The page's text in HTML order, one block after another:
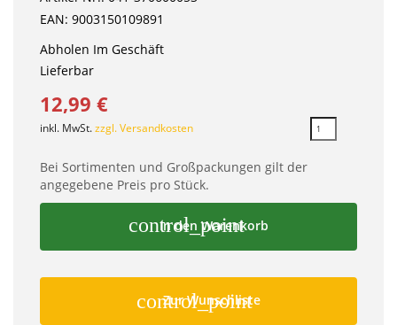
EAN: 9003150109891
Abholen Im Geschäft
Lieferbar
12,99 €
inkl. MwSt.zzgl. Versandkosten
Bei Sortimenten und Großpackungen gilt der
angegebene Preis pro Stück.
control_point
In den Warenkorb
control_point
Zur Wunschliste